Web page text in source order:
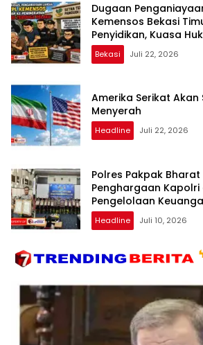
Dugaan
Kemensos Bekasi
Penyidikan, Kuasa
Transparan dan
Bekasi Juli 22, 2026
Amerika Serikat Akan
Menyerah
Headline Juli 22, 2026
Polres Pakpak Bharat
Penghargaan Kapolri
Pengelolaan
Headline Juli 10, 2026